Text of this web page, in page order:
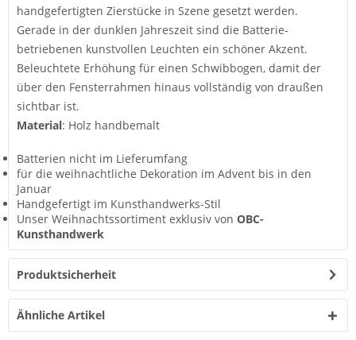
handgefertigten Zierstücke in Szene gesetzt werden.
Gerade in der dunklen Jahreszeit sind die Batterie-
betriebenen kunstvollen Leuchten ein schöner Akzent.
Beleuchtete Erhöhung für einen Schwibbogen, damit der
über den Fensterrahmen hinaus vollständig von draußen
sichtbar ist.
Material: Holz handbemalt
Batterien nicht im Lieferumfang
für die weihnachtliche Dekoration im Advent bis in den
Januar
Handgefertigt im Kunsthandwerks-Stil
Unser Weihnachtssortiment exklusiv von OBC-
Kunsthandwerk
Produktsicherheit
Ähnliche Artikel